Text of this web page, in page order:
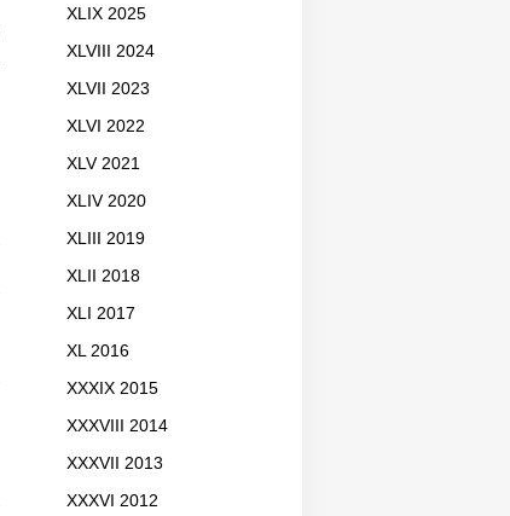
XLIX 2025
XLVIII 2024
XLVII 2023
XLVI 2022
XLV 2021
XLIV 2020
XLIII 2019
XLII 2018
XLI 2017
XL 2016
XXXIX 2015
XXXVIII 2014
XXXVII 2013
XXXVI 2012